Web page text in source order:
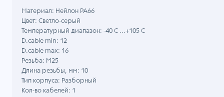
Материал: Нейлон PA66
Цвет: Светло-серый
Температурный диапазон: -40 C ...+105 C
D.cable min: 12
D.cable max: 16
Резьба: M25
Длина резьбы, мм: 10
Тип корпуса: Разборный
Кол-во кабелей: 1